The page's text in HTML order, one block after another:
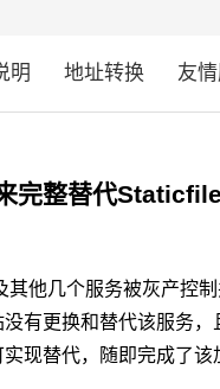
明 地址转换 友
完整替代
他几个服务被灰产控
有更换和替代该服务
现替代，随即完成了该